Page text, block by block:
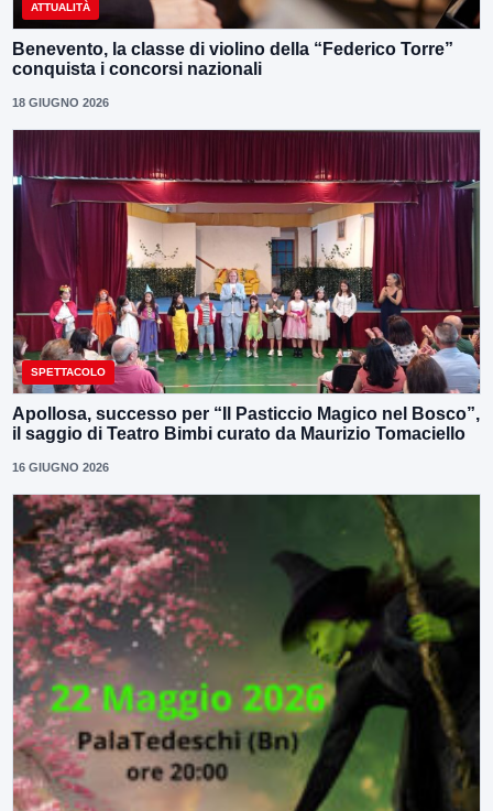
ATTUALITÀ
Benevento, la classe di violino della “Federico Torre”
conquista i concorsi nazionali
18 GIUGNO 2026
SPETTACOLO
Apollosa, successo per “Il Pasticcio Magico nel Bosco”,
il saggio di Teatro Bimbi curato da Maurizio Tomaciello
16 GIUGNO 2026